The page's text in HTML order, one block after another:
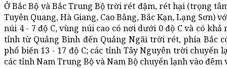
Ở Bắc Bộ và Bắc Trung Bộ trời rét đậm, rét hại (trọng
Tuyên Quang, Hà Giang, Cao Bằng, Bắc Kạn, Lạng Sơn)
núi 4 - 7 độ C, vùng núi cao có nơi dưới 0 độ C và có
tỉnh từ Quảng Bình đến Quảng Ngãi trời rét, phía Bắc
phổ biến 13 - 17 độ C; các tỉnh Tây Nguyên trời chuyển
các tỉnh Nam Trung Bộ và Nam Bộ chuyển lạnh vào đêm